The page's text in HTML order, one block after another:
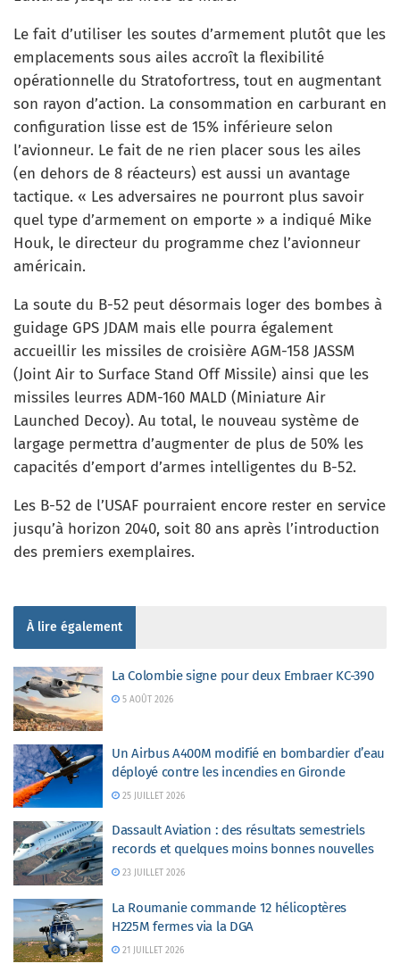
Le fait d’utiliser les soutes d’armement plutôt que les
emplacements sous ailes accroît la flexibilité
opérationnelle du Stratofortress, tout en augmentant
son rayon d’action. La consommation en carburant en
configuration lisse est de 15% inférieure selon
l’avionneur. Le fait de ne rien placer sous les ailes
(en dehors de 8 réacteurs) est aussi un avantage
tactique. « Les adversaires ne pourront plus savoir
quel type d’armement on emporte » a indiqué Mike
Houk, le directeur du programme chez l’avionneur
américain.
La soute du B-52 peut désormais loger des bombes à
guidage GPS JDAM mais elle pourra également
accueillir les missiles de croisière AGM-158 JASSM
(Joint Air to Surface Stand Off Missile) ainsi que les
missiles leurres ADM-160 MALD (Miniature Air
Launched Decoy). Au total, le nouveau système de
largage permettra d’augmenter de plus de 50% les
capacités d’emport d’armes intelligentes du B-52.
Les B-52 de l’USAF pourraient encore rester en service
jusqu’à horizon 2040, soit 80 ans après l’introduction
des premiers exemplaires.
À lire également
La Colombie signe pour deux Embraer KC-390
5 AOÛT 2026
Un Airbus A400M modifié en bombardier d’eau
déployé contre les incendies en Gironde
25 JUILLET 2026
Dassault Aviation : des résultats semestriels
records et quelques moins bonnes nouvelles
23 JUILLET 2026
La Roumanie commande 12 hélicoptères
H225M fermes via la DGA
21 JUILLET 2026